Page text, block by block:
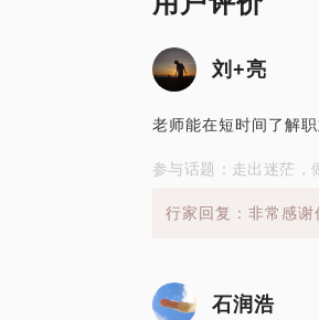
刘+亮
老师能在短时间了解
参与话题：走出迷茫，
石润浩